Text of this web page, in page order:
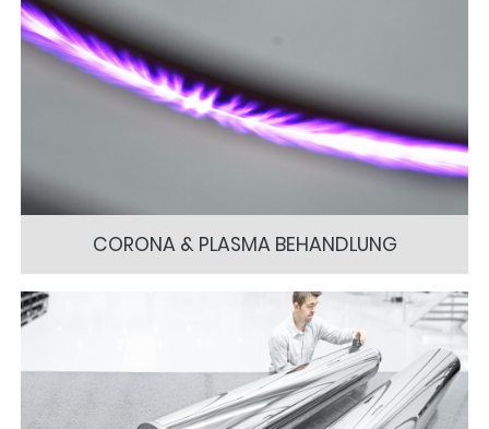
CORONA & PLASMA BEHANDLUNG